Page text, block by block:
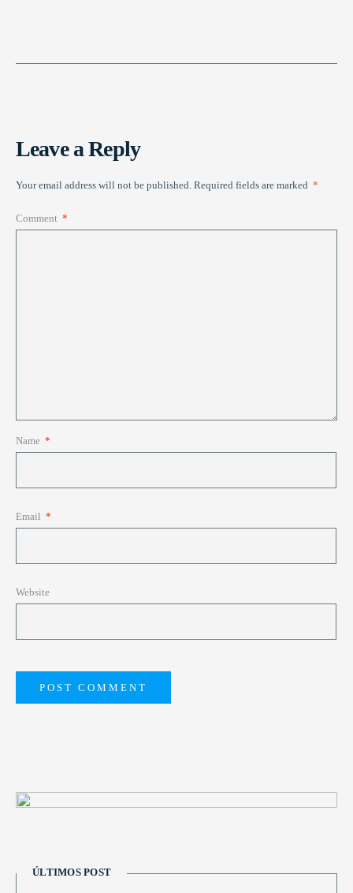
Leave a Reply
Your email address will not be published. Required fields are marked *
Comment *
Name *
Email *
Website
ÚLTIMOS POST